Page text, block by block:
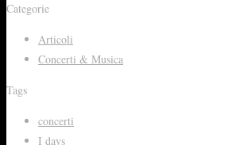
Categorie
Articoli
Concerti & Musica
Tags
concerti
I days